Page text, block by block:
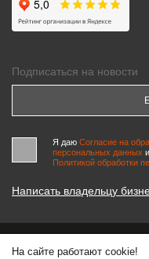
Подписаться на новости
Я даю Согласие на
персональных данных
Политикой обработки
Написать владельцу
© 2000-2026
На сайте работают cookie!